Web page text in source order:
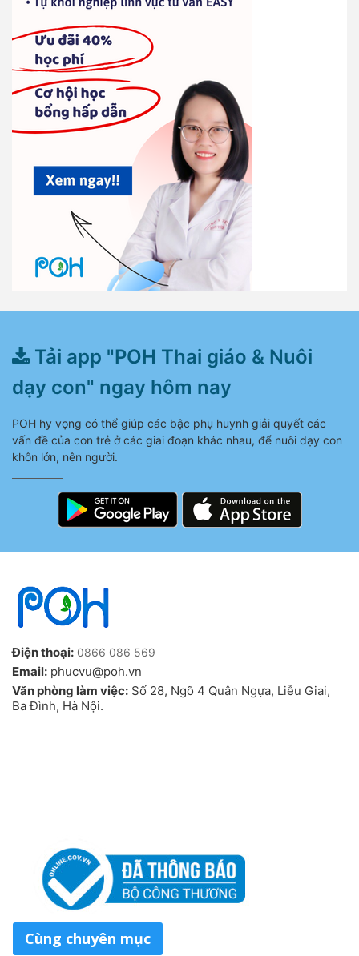
Tải app "POH Thai giáo & Nuôi
dạy con" ngay hôm nay
POH hy vọng có thể giúp các bậc phụ huynh giải quyết các
vấn đề của con trẻ ở các giai đoạn khác nhau, để nuôi dạy con
khôn lớn, nên người.
Điện thoại: 0866 086 569
Email: phucvu@poh.vn
Văn phòng làm việc: Số 28, Ngõ 4 Quân Ngựa, Liễu Giai,
Ba Đình, Hà Nội.
Cùng chuyên mục